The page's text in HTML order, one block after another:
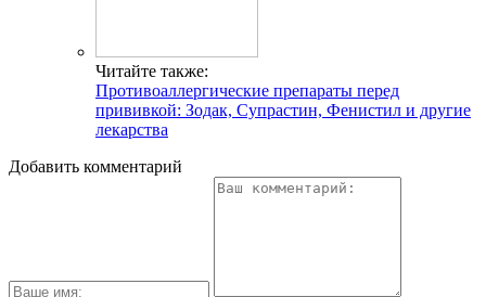
Читайте также:
Противоаллергические препараты перед
прививкой: Зодак, Супрастин, Фенистил и другие
лекарства
Добавить комментарий